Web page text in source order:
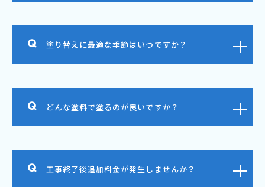
塗り替えに最適な季節はいつですか？
どんな塗料で塗るのが良いですか？
工事終了後追加料金が発生しませんか？